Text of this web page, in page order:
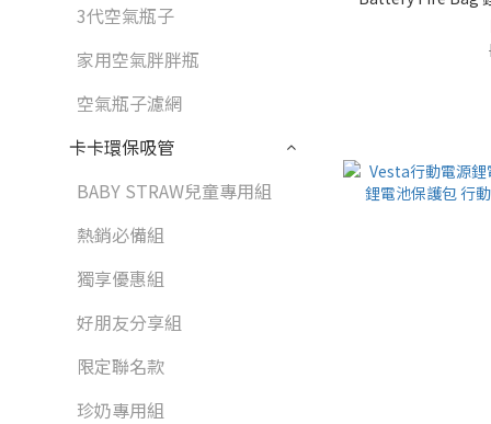
3代空氣瓶子
家用空氣胖胖瓶
空氣瓶子濾網
卡卡環保吸管
BABY STRAW兒童專用組
熱銷必備組
獨享優惠組
好朋友分享組
限定聯名款
珍奶專用組